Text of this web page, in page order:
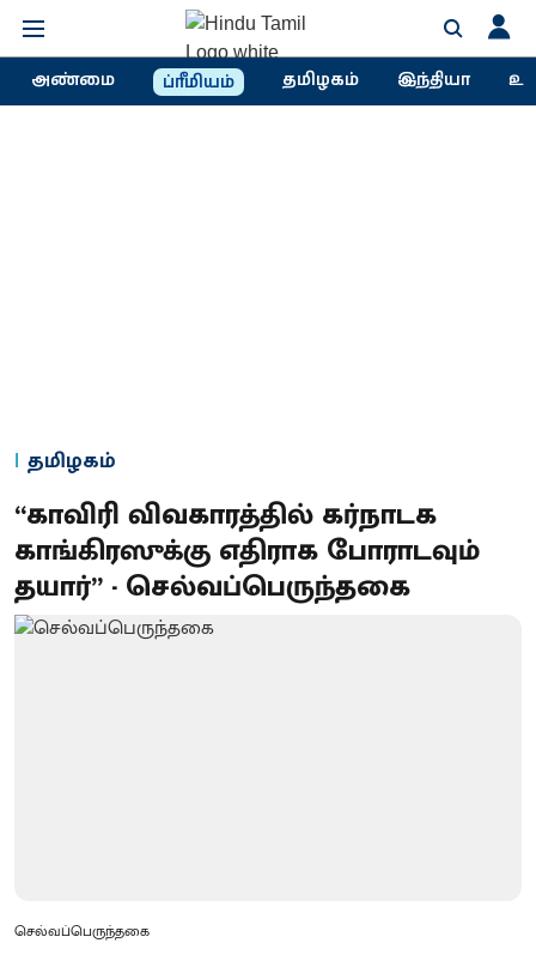
அண்மை ப்ரீமியம் தமிழகம் இந்தியா
தமிழகம்
“காவிரி விவகாரத்தில் கர்நாடக
காங்கிரஸுக்கு எதிராக போராடவும்
தயார்” - செல்வப்பெருந்தகை
செல்வப்பெருந்தகை